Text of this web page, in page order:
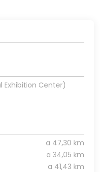
Exhibition Center)
a 47,30 km
a 34,05 km
a 41,43 km